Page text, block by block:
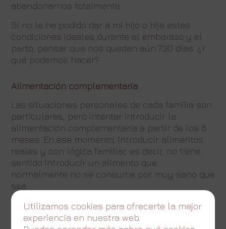
abandonarnos totalmente.
Si no le he podido dar a mi hijo o hija estas
condiciones ideales durante el embarazo y el
parto, pensar que nos quedan aún 730 días. ¿Y
qué podemos hacer?
Alimentación complementaria
Las situaciones personales de cada familia son
particulares, pero intentar introducir la
alimentación complementaria a partir de los 6
meses. En ese momento, introducir alimentos
reales y con lógica familiar, es decir, no tiene
sentido introducir un alimento que
normalmente no se consume por muy sano que
sea.
Contacto con la naturaleza
Utilizamos cookies para ofrecerte la mejor
experiencia en nuestra web.